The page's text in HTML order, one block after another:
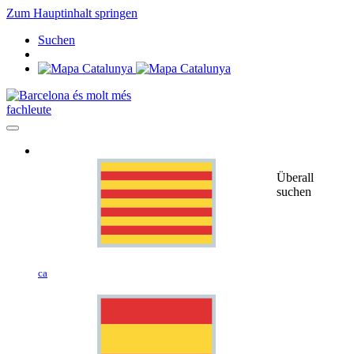
Zum Hauptinhalt springen
Suchen
fachleute
ca
Überall
suchen